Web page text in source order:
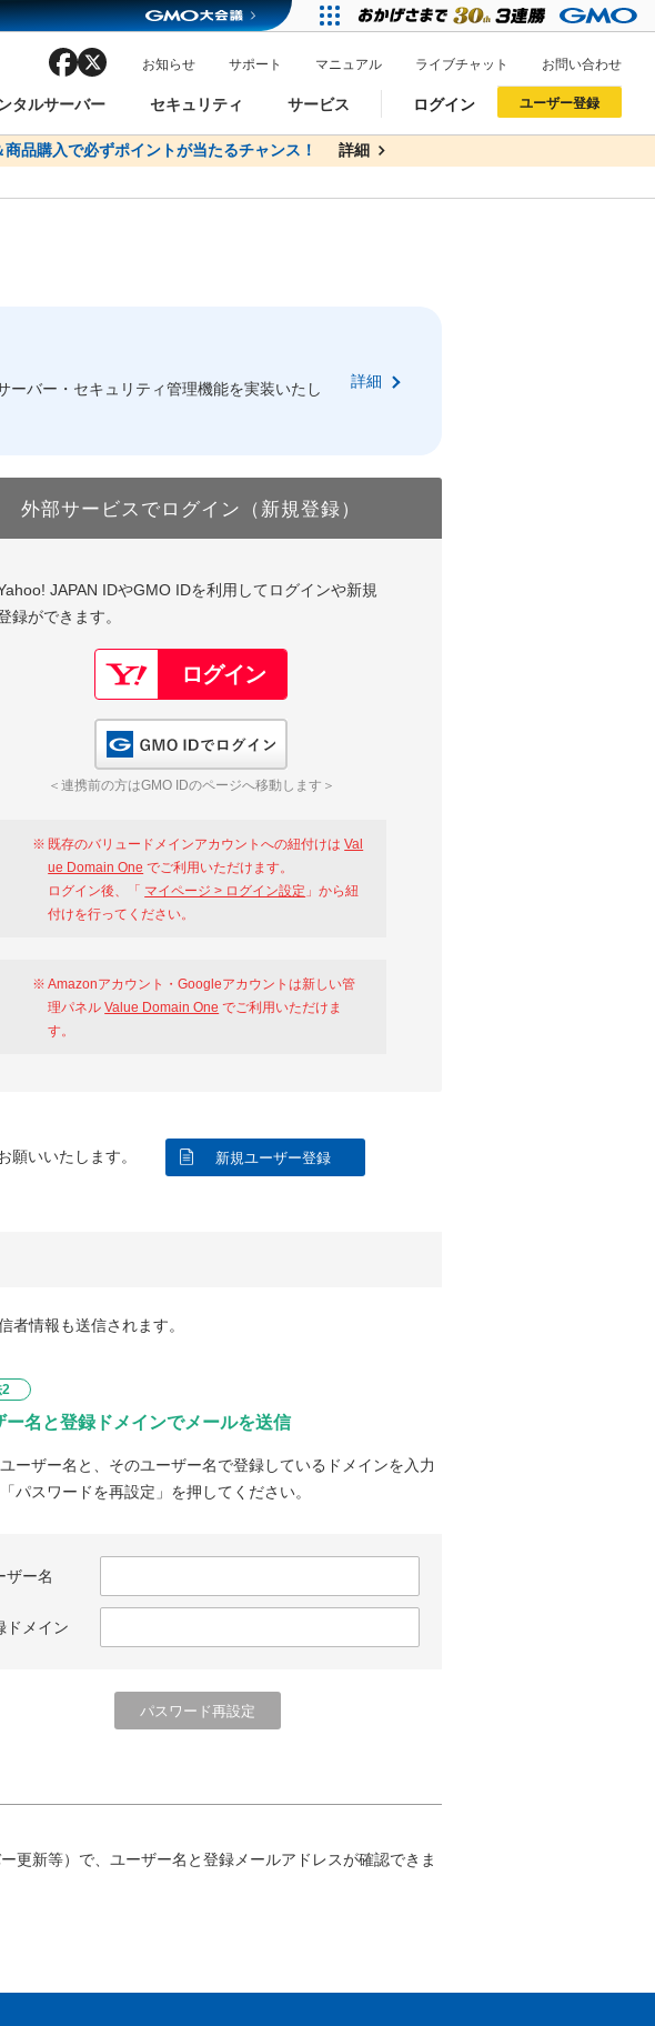
括検索
タルサーバー セキュリティ サービス
メインAPI
facebook お知らせ サポート マニュアル ライブチャット お問い合わせ
ログイン
One レンタルサーバーを含む最新の機能を使う方
以下でもログイン可能
ユーザー登録
One レンタルサーバーを含む最新の機能を使う方
以下でも登録可能
品購入で必ずポイントが当たるチャンス！ 詳細
サーバー料金1年間無料 詳細
バー・セキュリティ管理機能を実装いたし
詳細
外部サービスでログイン（新規登録）
JAPAN IDやGMO IDを利用してログインや新規
録ができます。
＜連携前の方はGMO IDのページへ移動します＞
既存のバリュードメインアカウントへの紐付けはVal
ue Domain One でご利用いただけます。
ログイン後、「 マイページ > ログイン設定 」から紐
付けを行ってください。
Amazonアカウント・Googleアカウントは新しい管
理パネルValue Domain One でご利用いただけま
す。
いいたします。 新規ユーザー登録
情報も送信されます。
ー名と登録ドメインでメールを送信
ーザー名と、そのユーザー名で登録しているドメインを入力
パスワードを再設定」を押してください。
ザー名
ドメイン
更新等）で、ユーザー名と登録メールアドレスが確認できま